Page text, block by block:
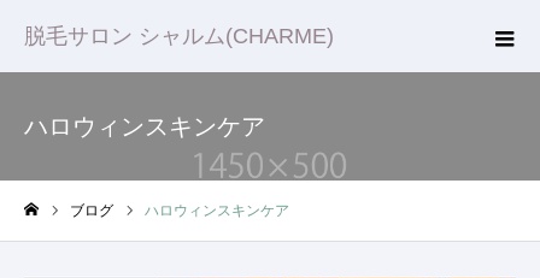
脱毛サロン シャルム(CHARME)
ハロウィンスキンケア
ブログ ハロウィンスキンケア